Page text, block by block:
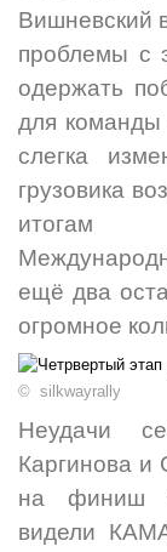
Вишневский
проблемы с
одержать
для команды
слегка
грузовика
итогам
ещё два
огромное
© silkwayrally
Неудачи
Каргинова и
на финиш
видели